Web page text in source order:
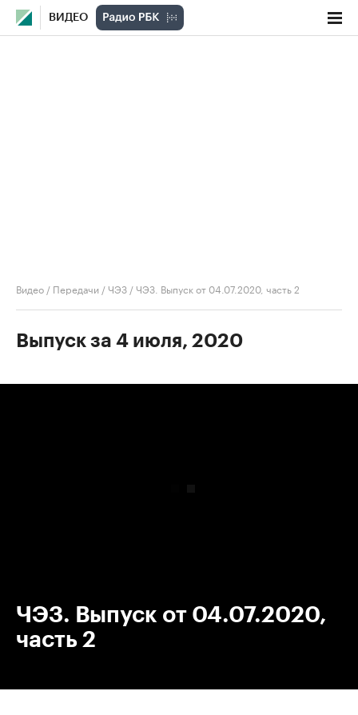
ВИДЕО
Видео / Передачи /ЧЭЗ /ЧЭЗ. Выпуск от 04.07.2020, часть 2
Выпуск за 4 июля, 2020
ЧЭЗ. Выпуск от 04.07.2020,
часть 2